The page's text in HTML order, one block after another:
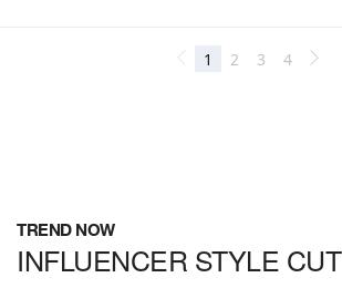
TREND NOW
INFLUENCER STYLE CUT